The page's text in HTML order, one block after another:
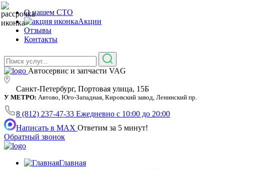
О нашем СТО
Акции
Отзывы
Контакты
Автосервис и запчасти VAG
Санкт-Петербург, Портовая улица, 15Б
У МЕТРО: Автово, Юго-Западная, Кировский завод, Ленинский пр.
8 (812) 237-47-33 Ежедневно с 10:00 до 20:00
Написать в MAX Ответим за 5 минут!
Обратный звонок
Главная